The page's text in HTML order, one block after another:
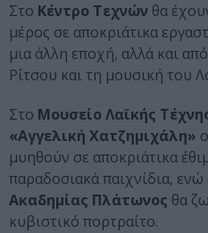
Στο Κέντρο Τεχνών θα
μέρος σε αποκριάτικα
μια άλλη εποχή, αλλά και
Ρίτσου και τη μουσική του
Στο Μουσείο Λαϊκής
«Αγγελική Χατζημιχάλη»
μυηθούν σε αποκριάτικα
παραδοσιακά παιχνίδια, ενώ
Ακαδημίας Πλάτωνος θα
κυβιστικό πορτραίτο.